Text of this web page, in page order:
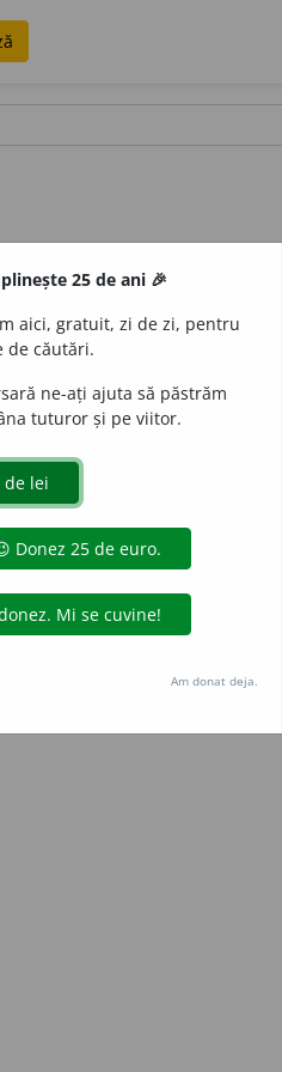
(https://dexonline.ro)
metode de extragere automată
de date oferite oficial spre utilizare
Hosterion
25 de ani 🎉
aici, gratuit, zi de zi, pentru
de căutări.
ne-ați ajuta să păstrăm
tuturor și pe viitor.
Am donat deja.